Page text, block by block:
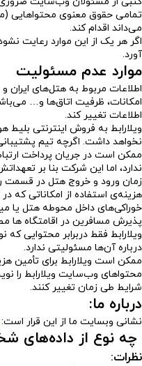
تمامی حقوق معنوی محتوا‌هایی
می‌داند اقدام کند.
اگر هر یک از این موارد رعایت
آورد.
موارد عدم مسئولیت
اطلاعات مربوط به هتل‌های ایران
امکانات، ظرفیت اتاق‌ها و…
اطلاعات تغییر کند.
ویلارابط به فروش اینترنتی بلیط
نخواهد داشت. اگرچه تیم پشتیبانی
ممکن است در جریان پرداخت
ندارد، اما این شرکت بنا بر
زمان ورود و خروج هتل در قسمت
هزینه‌ی استفاده از امکاناتی که
خوراکی‌های داخل محوطه هتل یا
پذیرش مسافرین در اقامتگاه ها
ویلارابط فقط دربرابر
درباره آن‌ها مسئولیتی ندارد.
ممکن است ویلارابط برای تأمین
محتواهای وب‌سایت ویلارابط را
شرایط طی زمان تغییر کنند.
درباره ما:
نشانی وبسایت ما از این قرار است:
چه نوع از داده‌های
نظرات: